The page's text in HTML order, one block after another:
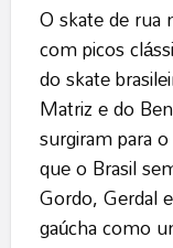
O skate de rua
com picos
do skate
Matriz e do
surgiram para
que o Brasil
Gordo, Gerdal
gaúcha como